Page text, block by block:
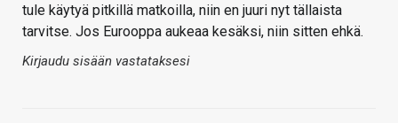
tule käytyä pitkillä matkoilla, niin en juuri nyt tällaista
tarvitse. Jos Eurooppa aukeaa kesäksi, niin sitten ehkä.
Kirjaudu sisään vastataksesi